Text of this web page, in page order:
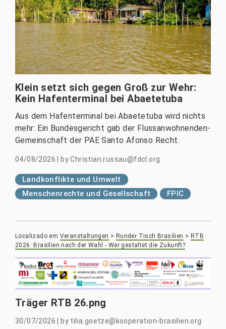
Klein setzt sich gegen Groß zur Wehr:
Kein Hafenterminal bei Abaetetuba
Aus dem Hafenterminal bei Abaetetuba wird nichts
mehr: Ein Bundesgericht gab der Flussanwohnenden-
Gemeinschaft der PAE Santo Afonso Recht.
04/08/2026 byChristian.russau@fdcl.org
Landkonflikte und Umwelt
Menschenrechte und Gesellschaft
FPIC
Localizado em Veranstaltungen > Runder Tisch Brasilien > RTB
2026: Brasilien nach der Wahl - Wer gestaltet die Zukunft?
Träger RTB 26.png
30/07/2026 by tilia.goetze@kooperation-brasilien.org